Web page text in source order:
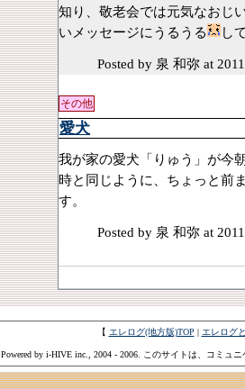
知り、敬老会では元気なおじ
いメッセージにうるうる
し
Posted by 泉 和弥 at
その他
愛犬
我が家の愛犬「りゅう」が今
時と同じように、ちょっと前
す。
Posted by 泉 和弥 at
【 エレログ(地方版)TOP エレログ
Powered by i-HIVE inc., 2004 - 2006. このサイトは、コミュ